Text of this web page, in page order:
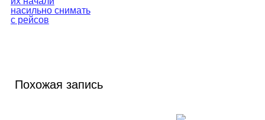
насильно снимать
с рейсов
Похожая запись